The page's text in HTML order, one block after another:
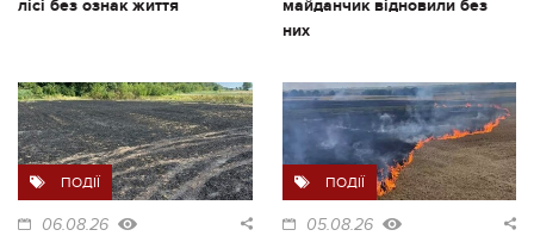
лісі без ознак життя
майданчик відновили без
них
ПОДІЇ
06.08.26
ПОДІЇ
05.08.26